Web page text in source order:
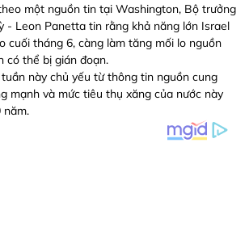
một nguồn tin tại Washington, Bộ trưởng
- Leon Panetta tin rằng khả năng lớn Israel
cuối tháng 6, càng làm tăng mối lo nguồn
có thể bị gián đoạn.
này chủ yếu từ thông tin nguồn cung
mạnh và mức tiêu thụ xăng của nước này
năm.